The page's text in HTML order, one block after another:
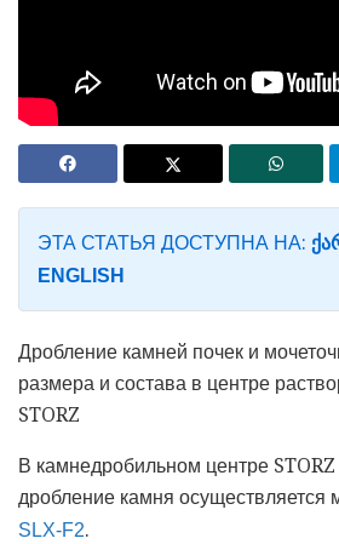
ЭТА СТАТЬЯ ДОСТУПНА НА:
ENGLISH
Дробление камней почек и
размера и состава в центре
STORZ
В камнедробильном центре
дробление камня осуществляется
SLX-F2.